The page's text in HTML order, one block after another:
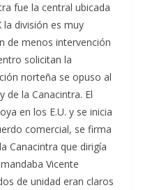
fue la central ubicada
la división es muy
de menos intervención
solicitan la
norteña se opuso al
de la Canacintra. El
en los E.U. y se inicia
comercial, se firma
Canacintra que dirigía
Vicente
de unidad eran claros